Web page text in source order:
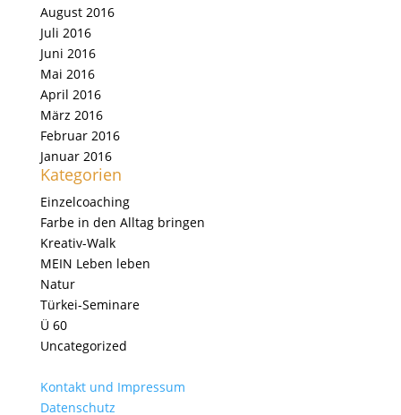
August 2016
Juli 2016
Juni 2016
Mai 2016
April 2016
März 2016
Februar 2016
Januar 2016
Kategorien
Einzelcoaching
Farbe in den Alltag bringen
Kreativ-Walk
MEIN Leben leben
Natur
Türkei-Seminare
Ü 60
Uncategorized
Kontakt und Impressum
Datenschutz